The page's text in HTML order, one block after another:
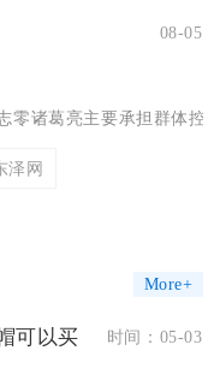
08-05
零诸葛亮主要承担群体控
泽网
More+
可以买 时间：05-03